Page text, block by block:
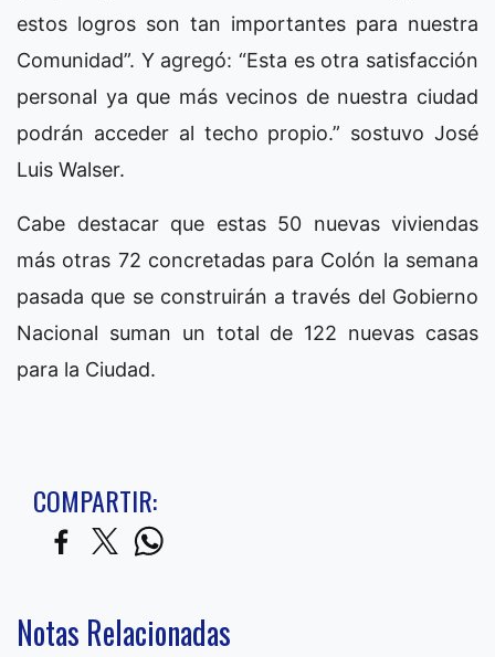
estos logros son tan importantes para nuestra
Comunidad”. Y agregó: “Esta es otra satisfacción
personal ya que más vecinos de nuestra ciudad
podrán acceder al techo propio.” sostuvo José
Luis Walser.
Cabe destacar que estas 50 nuevas viviendas
más otras 72 concretadas para Colón la semana
pasada que se construirán a través del Gobierno
Nacional suman un total de 122 nuevas casas
para la Ciudad.
COMPARTIR:
Notas Relacionadas